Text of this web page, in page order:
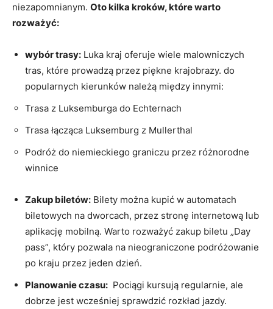
niezapomnianym. Oto‌ kilka kroków, ‍które warto
rozważyć:
wybór trasy: Luka‍ kraj ⁤oferuje wiele malowniczych
tras, które prowadzą przez piękne krajobrazy. ‍do‍
popularnych kierunków należą między innymi:
Trasa z ‌Luksemburga do Echternach
Trasa łącząca Luksemburg z ‍Mullerthal
Podróż do niemieckiego graniczu przez różnorodne⁤
winnice
Zakup biletów: Bilety ‍można kupić⁤ w automatach
biletowych na dworcach, ⁢przez stronę internetową lub
aplikację mobilną.​ Warto rozważyć zakup‌ biletu „Day
pass”, który pozwala ⁢na nieograniczone podróżowanie
po kraju przez jeden dzień.
Planowanie czasu: ⁤ Pociągi kursują ​regularnie, ale
dobrze jest wcześniej sprawdzić rozkład jazdy.